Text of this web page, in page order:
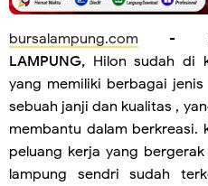
bursalampung.com -
LAMPUNG, Hilon sudah di
yang memiliki berbagai
sebuah janji dan kualitas ,
membantu dalam berkreasi.
peluang kerja yang
lampung sendri sudah